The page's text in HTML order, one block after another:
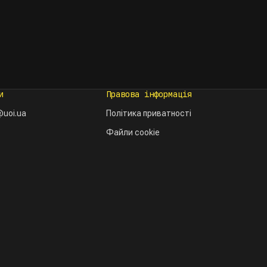
Правова інформація
Політика приватності
Файли cookie